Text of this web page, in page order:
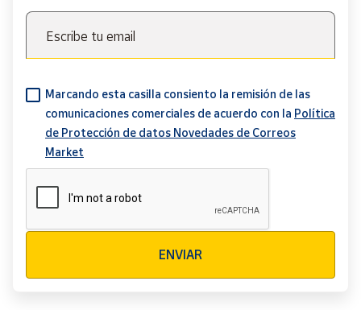
Escribe tu email
Marcando esta casilla consiento la remisión de las
comunicaciones comerciales de acuerdo con la Política
de Protección de datos Novedades de Correos
Market
ENVIAR